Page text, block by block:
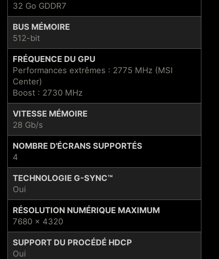
32 Go GDDR7
BUS MÉMOIRE
512-bit
FRÉQUENCE DU GPU
Performances extrêmes : 2775 MHz (MSI
Center)
Boost : 2730 MHz
VITESSE MÉMOIRE
28 Gb/s
NOMBRE D'ÉCRANS SUPPORTÉS
4
TECHNOLOGIE G-SYNC™
Oui
RÉSOLUTION NUMÉRIQUE MAXIMUM
7680 x 4320
SUPPORT DU PROCÉDÉ HDCP
Oui